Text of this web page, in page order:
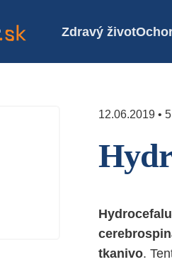
Zdravý život
12.06.2019 •
tkanivo.